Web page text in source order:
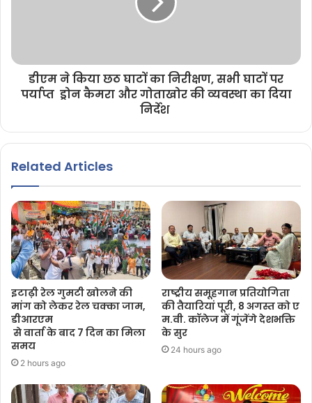
डीएम ने किया छठ घाटों का निरीक्षण, सभी घाटों पर
पर्याप्त ड्रोन कैमरा और गोताखोर की व्यवस्था का दिया
निर्देश
Related Articles
इटाढ़ी रेल गुमटी खोलने की
मांग को लेकर रेल चक्का जाम,
डीआरएम
से वार्ता के बाद 7 दिन का मिला
समय
2 hours ago
राष्ट्रीय समूहगान प्रतियोगिता
की तैयारियां पूरी, 8 अगस्त को ए
म.वी. कॉलेज में गूंजेंगे देशभक्ति
के सुर
24 hours ago